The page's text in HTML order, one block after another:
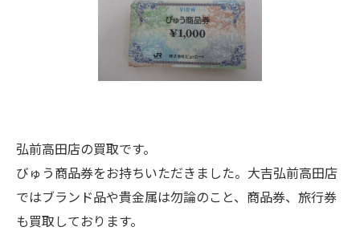
弘前高田店の買取です。
びゅう商品券をお持ちいただきました。大吉弘前高田店
ではブランド品や貴金属は勿論のこと、商品券、旅行券
も買取しております。